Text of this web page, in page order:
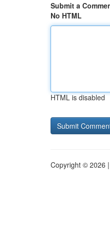
Submit a
No HTML
HTML is disabled
Copyright © 2026 |